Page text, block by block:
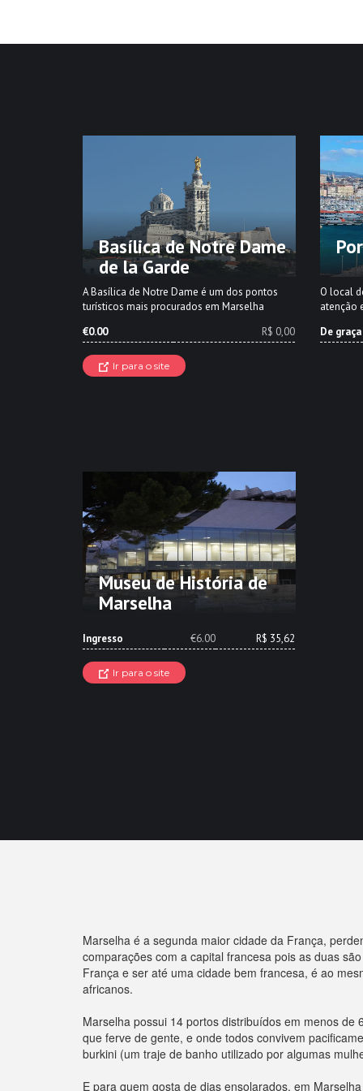
Basílica de Notre Dame
de la Garde
A Basílica de Notre Dame é um dos pontos
turísticos mais procurados em Marselha
€0.00
R$ 0,00
Ir para o site
O local
atenção
De graça
Museu de História de
Marselha
Ingresso €6.00 R$ 35,62
Ir para o site
Marselha é a segunda maior cidade da França,
comparações com a capital francesa pois as duas
França e ser até uma cidade bem francesa, é ao
africanos.
Marselha possui 14 portos distribuídos em menos
que ferve de gente, e onde todos convivem
burkini (um traje de banho utilizado por algumas
E para quem gosta de dias ensolarados, em